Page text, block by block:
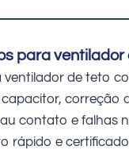
para ventilador
ventilador de teto
correção
contato e falhas
rápido e